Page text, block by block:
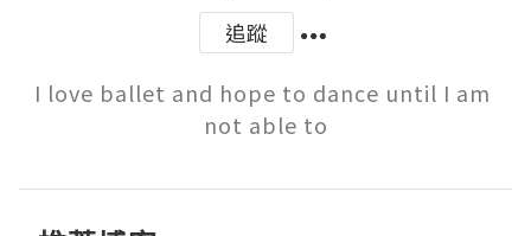
追蹤
I love ballet and hope to dance until I am
not able to